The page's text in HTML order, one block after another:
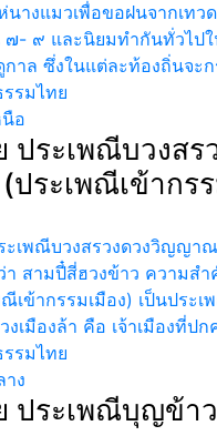
างแมวเพื่อขอฝนจากเท
๗- ๙ และนิยมทำกันทั่วไป
าล ซึ่งในแต่ละท้องถิ่นจะ
รมไทย
อ
ประเพณีบวงสร
ระเพณีเข้ากร
ะเพณีบวงสรวงดวงวิญญา
า สามปี๋สี่ฮวงข้าว ความส
เข้ากรรมเมือง) เป็นประ
เมืองล้า คือ เจ้าเมืองที่ปก
รมไทย
ง
ประเพณีบุญข้า